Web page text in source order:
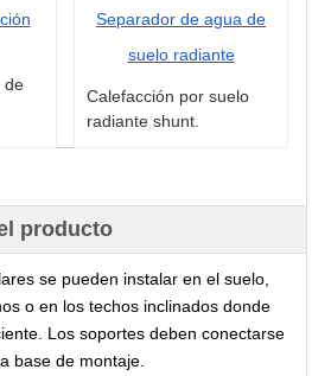
de
Separador de agua de
suelo radiante
Calefacción por suelo
radiante shunt.
producto
se pueden instalar en el suelo,
o en los techos inclinados donde
Los soportes deben conectarse
base de montaje.